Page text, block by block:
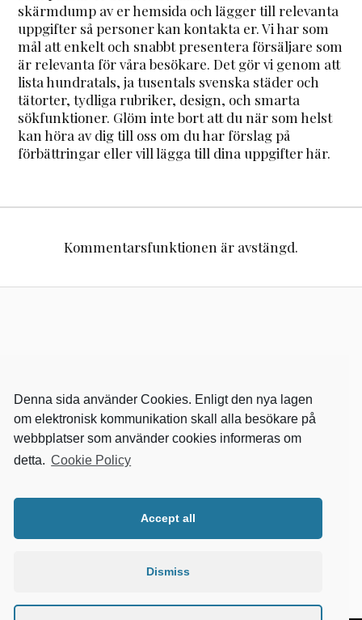
skärmdump av er hemsida och lägger till relevanta
uppgifter så personer kan kontakta er. Vi har som
mål att enkelt och snabbt presentera försäljare som
är relevanta för våra besökare. Det gör vi genom att
lista hundratals, ja tusentals svenska städer och
tätorter, tydliga rubriker, design, och smarta
sökfunktioner. Glöm inte bort att du när som helst
kan höra av dig till oss om du har förslag på
förbättringar eller vill lägga till dina uppgifter här.
Kommentarsfunktionen är avstängd.
Denna sida använder Cookies. Enligt den nya lagen
om elektronisk kommunikation skall alla besökare på
webbplatser som använder cookies informeras om
detta. Cookie Policy
Accept all
Dismiss